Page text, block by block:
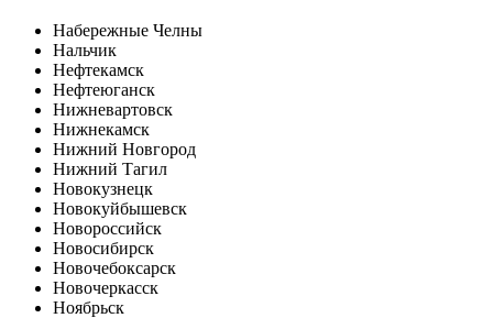
Набережные Челны
Нальчик
Нефтекамск
Нефтеюганск
Нижневартовск
Нижнекамск
Нижний Новгород
Нижний Тагил
Новокузнецк
Новокуйбышевск
Новороссийск
Новосибирск
Новочебоксарск
Новочеркасск
Ноябрьск